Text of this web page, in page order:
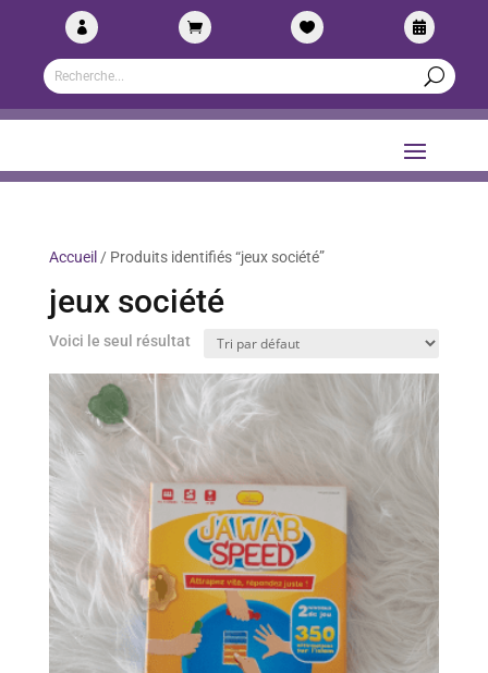
   
Accueil / Produits identifiés “jeux société”
jeux société
Voici le seul résultat